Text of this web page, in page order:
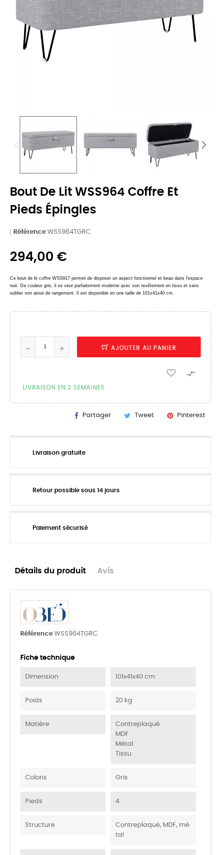
Bout De Lit WSS964 Coffre Et
Pieds Épingles
Référence WSS964TGRC
294,00 €
Ce bout de lit coffre WSS917 permet de disposer un aspect fonctionnel et beau dans l'espace
nuit. De couleur gris, il se veut parfaitement moderne avec son revêtement en tissu et sans
oublier son atout de rangement. Il est disponible en une taille de 101x41x40 cm.
AJOUTER AU PANIER

LIVRAISON EN 2 SEMAINES
Partager Tweet Pinterest
Livraison gratuite
Retour possible sous 14 jours
Paiement sécurisé
Détails du produit Avis
Référence WSS964TGRC
Fiche technique
Dimension 101x41x40 cm
Poids 20 kg
Matière
Contreplaqué
MDF
Métal
Tissu
Coloris Gris
Pieds 4
Structure
Contreplaqué, MDF, mé
tal